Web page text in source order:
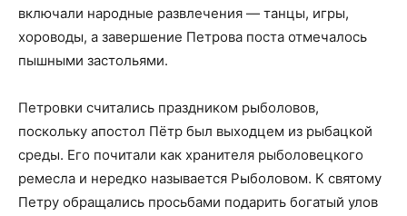
включали народные развлечения — танцы, игры,
хороводы, а завершение Петрова поста отмечалось
пышными застольями.
Петровки считались праздником рыболовов,
поскольку апостол Пётр был выходцем из рыбацкой
среды. Его почитали как хранителя рыболовецкого
ремесла и нередко называется Рыболовом. К святому
Петру обращались просьбами подарить богатый улов